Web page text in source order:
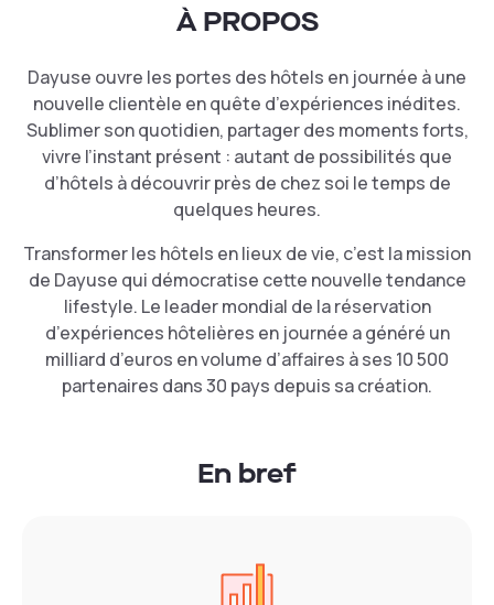
À PROPOS
Dayuse ouvre les portes des hôtels en journée à une
nouvelle clientèle en quête d’expériences inédites.
Sublimer son quotidien, partager des moments forts,
vivre l’instant présent : autant de possibilités que
d’hôtels à découvrir près de chez soi le temps de
quelques heures.
Transformer les hôtels en lieux de vie, c’est la mission
de Dayuse qui démocratise cette nouvelle tendance
lifestyle. Le leader mondial de la réservation
d’expériences hôtelières en journée a généré un
milliard d’euros en volume d’affaires à ses 10 500
partenaires dans 30 pays depuis sa création.
En bref